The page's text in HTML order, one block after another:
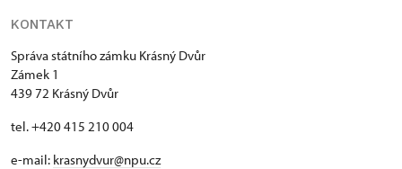
KONTAKT
Správa státního zámku Krásný Dvůr
Zámek 1
439 72 Krásný Dvůr
tel. +420 415 210 004
e-mail: krasnydvur@npu.cz